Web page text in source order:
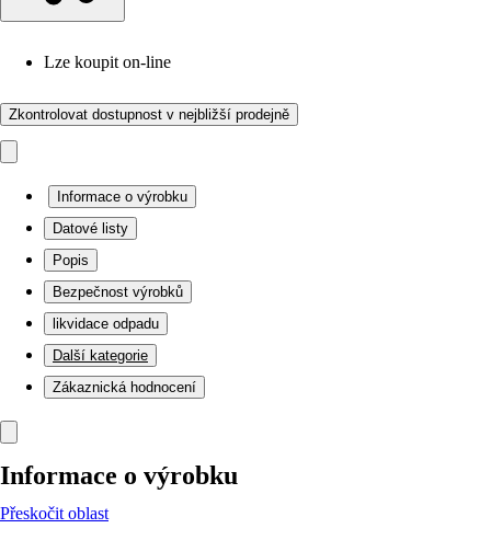
Lze koupit on-line
Zkontrolovat dostupnost v nejbližší prodejně
Informace o výrobku
Datové listy
Popis
Bezpečnost výrobků
likvidace odpadu
Další kategorie
Zákaznická hodnocení
Informace o výrobku
Přeskočit oblast